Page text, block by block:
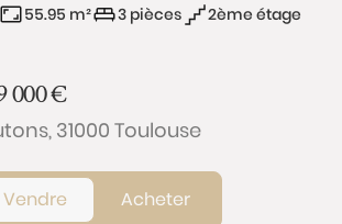
55.95 m² 3 pièces
2ème étage
000€
31000 Toulouse
Vendre Acheter